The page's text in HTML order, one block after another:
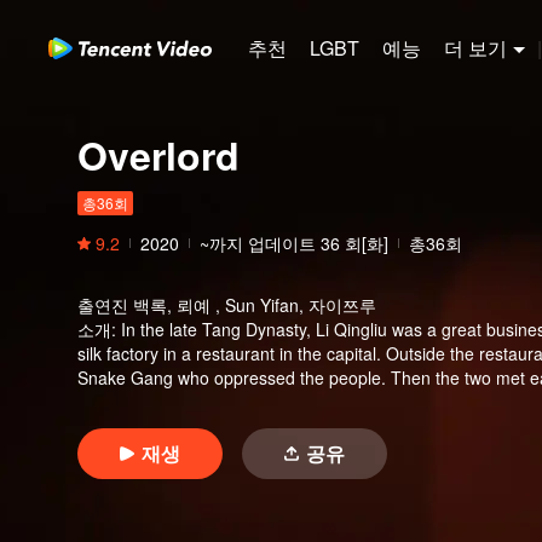
추천 LGBT 예능 더 보기 |
Overlord
총36회
9.2 2020 ~까지 업데이트 36 회[화] 총36회
출연진 백록, 뢰예 , Sun Yifan, 자이쯔루
소개: In the late Tang Dynasty, Li Qingliu was a great
silk factory in a restaurant in the capital. Outside the
Snake Gang who oppressed the people. Then the two met
as the prince was revealed later because of unscrupulous
Qingliu had to enter the palace. Long Aoyi also entered
two teamed up to reveal the truth. In the end, the
재생 공유